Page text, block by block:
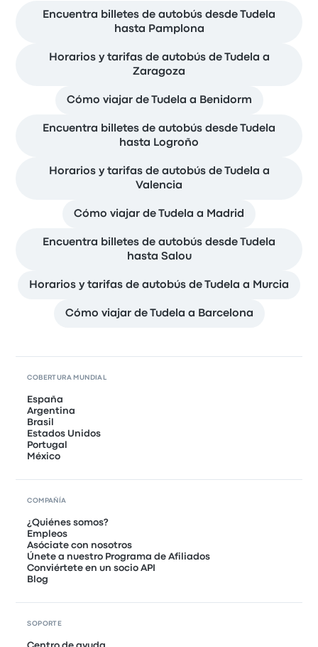
Encuentra billetes de autobús desde Tudela
hasta Pamplona
Horarios y tarifas de autobús de Tudela a
Zaragoza
Cómo viajar de Tudela a Benidorm
Encuentra billetes de autobús desde Tudela
hasta Logroño
Horarios y tarifas de autobús de Tudela a
Valencia
Cómo viajar de Tudela a Madrid
Encuentra billetes de autobús desde Tudela
hasta Salou
Horarios y tarifas de autobús de Tudela a Murcia
Cómo viajar de Tudela a Barcelona
COBERTURA MUNDIAL
España
Argentina
Brasil
Estados Unidos
Portugal
México
COMPAÑÍA
¿Quiénes somos?
Empleos
Asóciate con nosotros
Únete a nuestro Programa de Afiliados
Conviértete en un socio API
Blog
SOPORTE
Centro de ayuda